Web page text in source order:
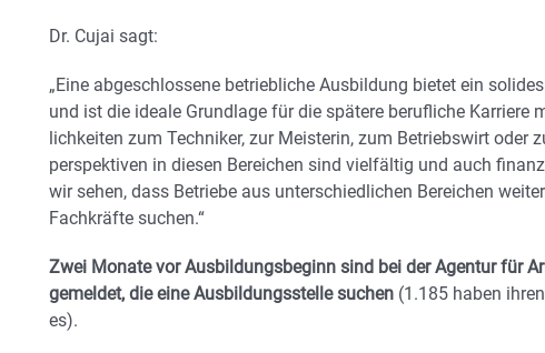
Dr. Cujai sagt:
„Eine abgeschlossene betriebliche Ausbildung bietet ein
und ist die ideale Grundlage für die spätere berufliche Karriere
lichkeiten zum Techniker, zur Meisterin, zum Betriebswirt oder
perspektiven in diesen Bereichen sind vielfältig und auch
wir sehen, dass Betriebe aus unterschiedlichen Bereichen
Fachkräfte suchen.“
Zwei Monate vor Ausbildungsbeginn sind bei der Agentur für
gemeldet, die eine Ausbildungsstelle suchen (1.185 haben
es).